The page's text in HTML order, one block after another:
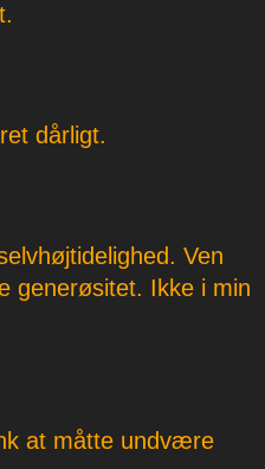
dårligt.
Ven
generøsitet. Ikke i min
at måtte undvære